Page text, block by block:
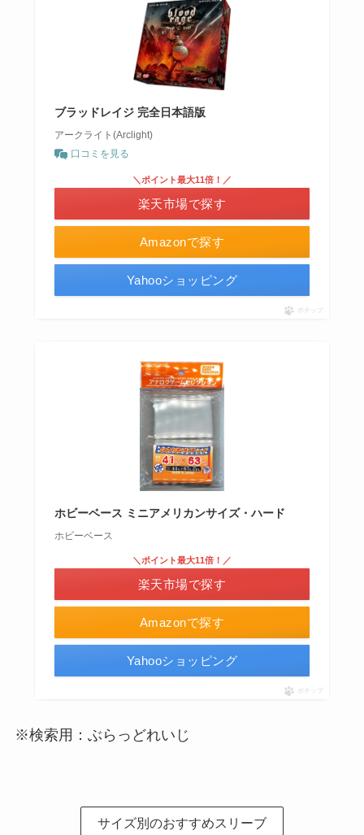
ブラッドレイジ 完全日本語版
アークライト(Arclight)
口コミを見る
Amazonで探す
＼ポイント最大11倍！／
楽天市場で探す
Yahooショッピング
ポチップ
ホビーベース ミニアメリカンサイズ・ハード
ホビーベース
Amazonで探す
＼ポイント最大11倍！／
楽天市場で探す
Yahooショッピング
ポチップ
※検索用：ぶらっどれいじ
サイズ別のおすすめスリーブ